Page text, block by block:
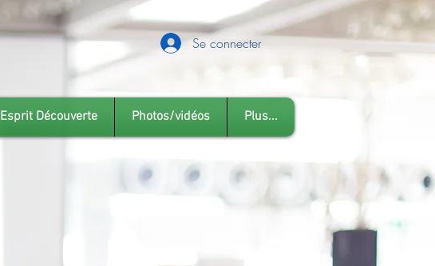
Se connecter
Esprit Découverte Photos/vidéos Plus...